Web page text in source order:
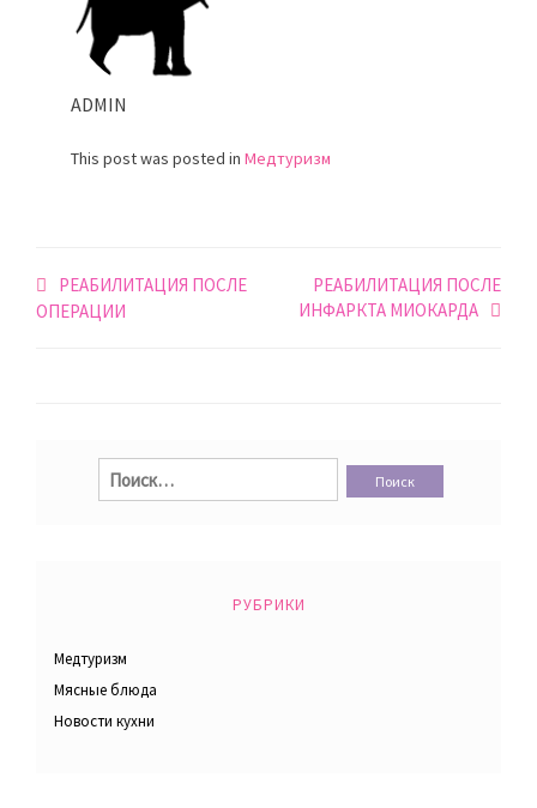
ADMIN
This post was posted in Медтуризм
Навигация
по
РЕАБИЛИТАЦИЯ ПОСЛЕ
ОПЕРАЦИИ
РЕАБИЛИТАЦИЯ ПОСЛЕ
ИНФАРКТА МИОКАРДА
Найти:
РУБРИКИ
Медтуризм
Мясные блюда
Новости кухни